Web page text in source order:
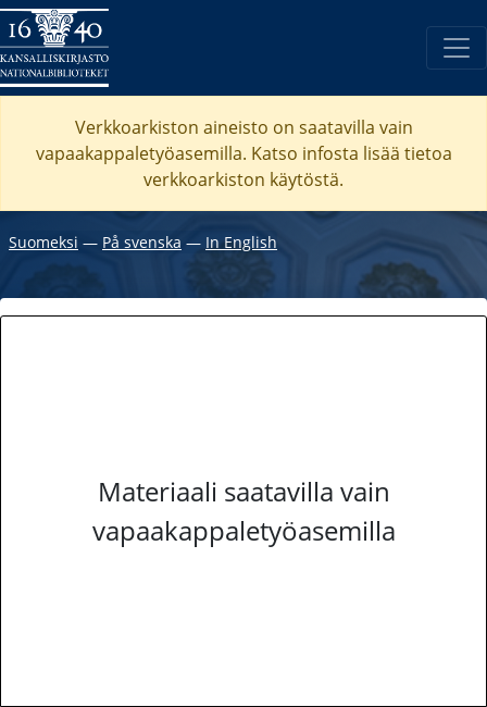
Verkkoarkiston aineisto on saatavilla vain
vapaakappaletyöasemilla. Katso infosta lisää tietoa
verkkoarkiston käytöstä.
Suomeksi ― På svenska ― In English
Materiaali saatavilla vain
vapaakappaletyöasemilla